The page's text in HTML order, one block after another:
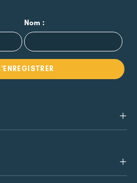
Nom :